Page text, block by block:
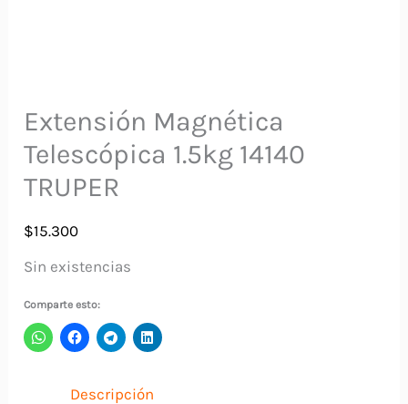
Extensión Magnética
Telescópica 1.5kg 14140
TRUPER
$15.300
Sin existencias
Comparte esto:
Descripción